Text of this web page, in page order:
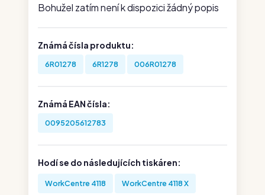
Bohužel zatím není k dispozici žádný popis
Známá čísla produktu:
6R01278 6R1278 006R01278
Známá EAN čísla:
0095205612783
Hodí se do následujících tiskáren:
WorkCentre 4118 WorkCentre 4118 X